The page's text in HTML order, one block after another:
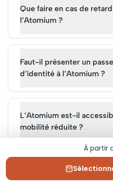
Que faire en cas de
l’Atomium ?
Faut-il présenter un
d’identité à l’Atomium ?
L’Atomium est-il
mobilité réduite ?
Existe-t-il un vestiaire ou
déposer sacs et
À partir